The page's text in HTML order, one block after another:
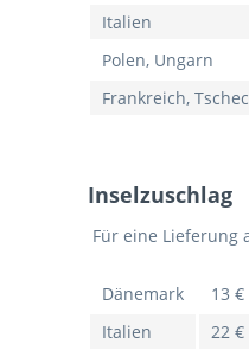
Italien
Polen, Ungarn
Frankreich,
Inselzuschlag
Für eine Lieferung
Dänemark
13 €
Italien
22 €